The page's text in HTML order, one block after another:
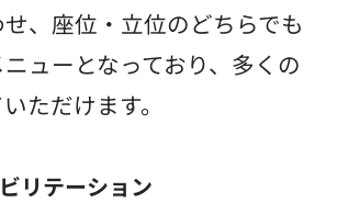
、座位・立位のどちらでも
ューとなっており、多くの
ただけます。
リテーション